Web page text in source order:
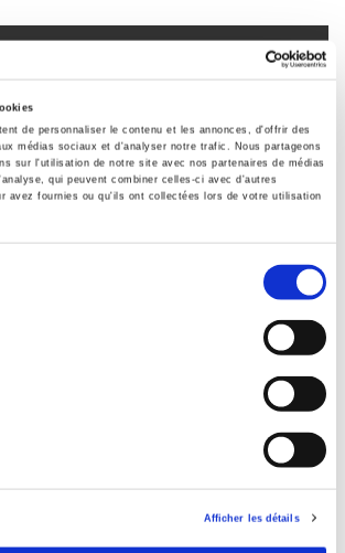
de personnaliser le contenu et les annonces, d'offrir des
médias sociaux et d'analyser notre trafic. Nous partageons
sur l'utilisation de notre site avec nos partenaires de médias
qui peuvent combiner celles-ci avec d'autres
avez fournies ou qu'ils ont collectées lors de votre utilisation
Afficher les détails